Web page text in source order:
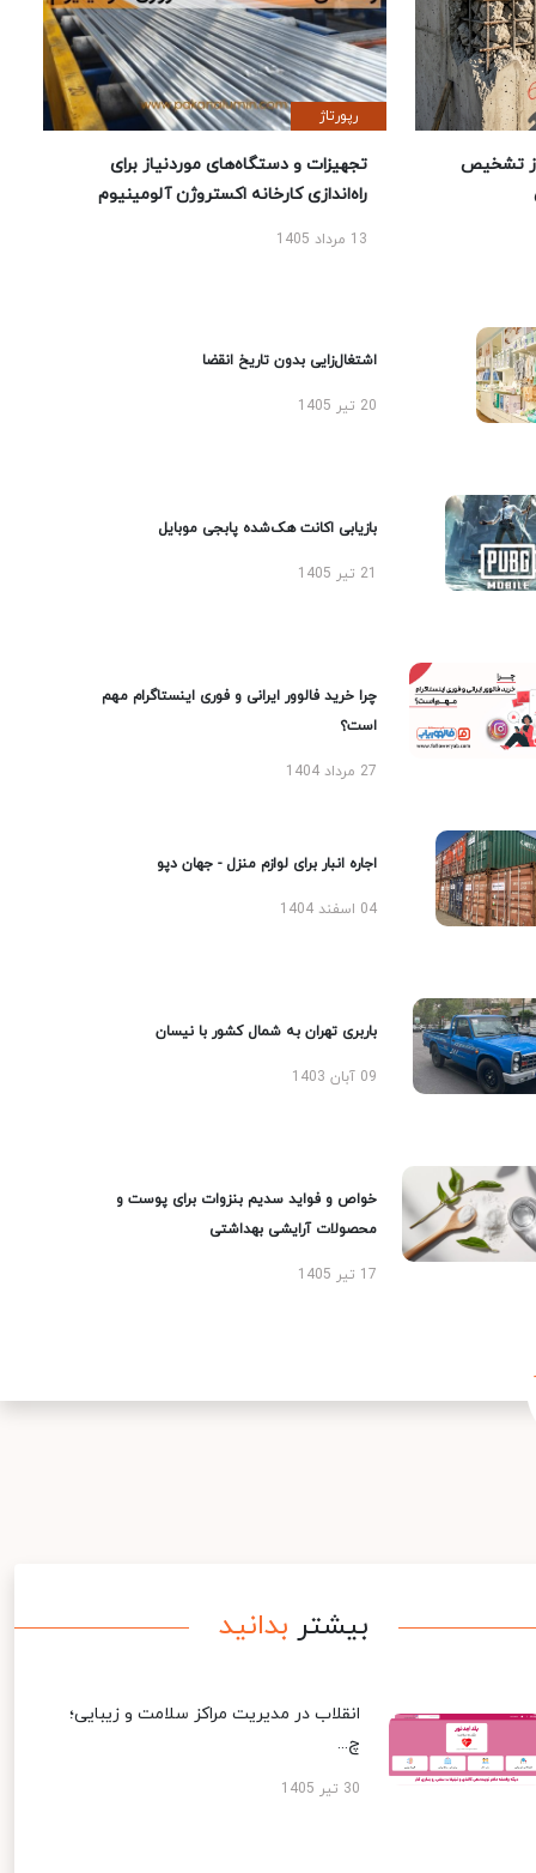
تشخیص
رپورتاژ
تجهیزات و دستگاه‌های موردنیاز برای
راه‌اندازی کارخانه اکستروژن آلومینیوم
13 مرداد 1405
اشتغال‌زایی بدون تاریخ انقضا
20 تیر 1405
بازیابی اکانت هک‌شده پابجی موبایل
چرا خرید فالوور ایرانی و فوری اینستاگرام مهم
است؟
27 مرداد 1404
اجاره انبار برای لوازم منزل - جهان دپو
04 اسفند 1404
باربری تهران به شمال کشور با نیسان
09 آبان 1403
خواص و فواید سدیم بنزوات برای پوست و
محصولات آرایشی بهداشتی
17 تیر 1405
بیشتر بدانید
انقلاب در مدیریت مراکز سلامت و زیبایی؛
چ...
30 تیر 1405